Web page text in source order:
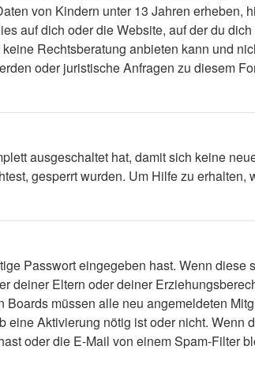
von Kindern unter 13 Jahren
auf dich oder die Website, auf der du
Rechtsberatung anbieten kann und
oder juristische Anfragen zu diesem
ausgeschaltet hat, damit sich keine
gesperrt wurden. Um Hilfe zu
Passwort eingegeben hast. Wenn
deiner Eltern oder deiner
müssen alle neu angemeldeten
Aktivierung nötig ist oder nicht.
oder die E-Mail von einem Spam-Filter